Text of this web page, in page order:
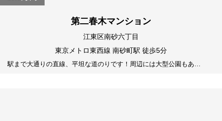
第二春木マンション
江東区南砂六丁目
東京メトロ東西線 南砂町駅 徒歩5分
駅まで大通りの直線、平坦な道のりです！周辺には大型公園もあ…